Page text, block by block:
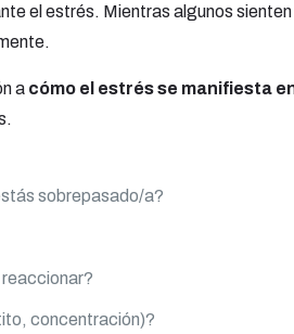
el estrés. Mientras algunos
a cómo el estrés se manifiesta
sobrepasado/a?
concentración)?